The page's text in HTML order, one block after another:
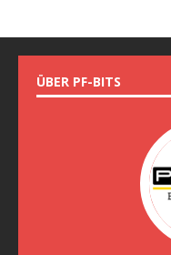
ÜBER PF-BITS